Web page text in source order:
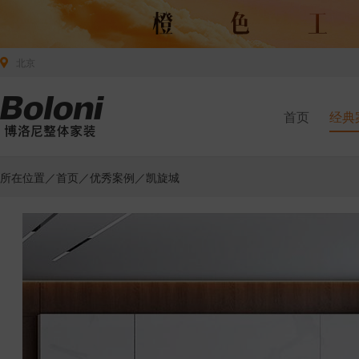
首页 经典
所在位置／首页 ／优秀案例 ／凯旋城